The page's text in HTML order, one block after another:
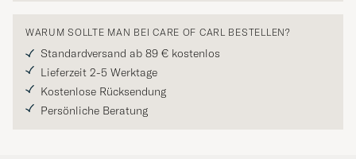
WARUM SOLLTE MAN BEI CARE OF CARL BESTELLEN?
Standardversand ab 89 € kostenlos
Lieferzeit 2-5 Werktage
Kostenlose Rücksendung
Persönliche Beratung